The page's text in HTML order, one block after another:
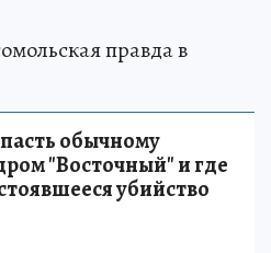
правда в
обычному
"Восточный" и где
убийство